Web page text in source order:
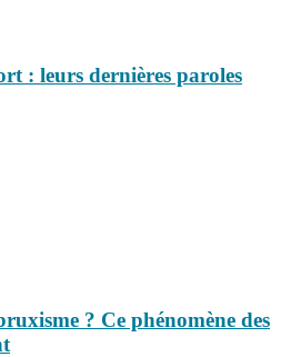
: leurs dernières paroles
? Ce phénomène des